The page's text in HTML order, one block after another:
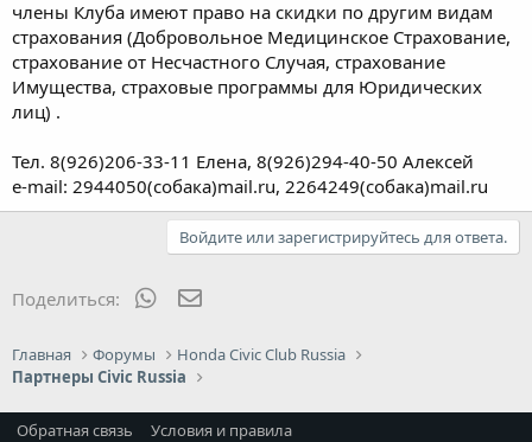
члены Клуба имеют право на скидки по другим видам
страхования (Добровольное Медицинское Страхование,
страхование от Несчастного Случая, страхование
Имущества, страховые программы для Юридических
лиц) .
Тел. 8(926)206-33-11 Елена, 8(926)294-40-50 Алексей
e-mail: 2944050(собака)mail.ru, 2264249(собака)mail.ru
Войдите или зарегистрируйтесь для ответа.
Поделиться: WhatsApp
Главная Форумы
Honda Civic Club Russia
Партнеры Civic Russia
Обратная связь
Условия и правила